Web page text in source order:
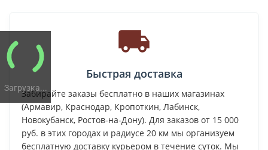
Загрузка...
Быстрая доставка
Забирайте заказы бесплатно в наших магазинах
(Армавир, Краснодар, Кропоткин, Лабинск,
Новокубанск, Ростов-на-Дону). Для заказов от 15 000
руб. в этих городах и радиусе 20 км мы организуем
бесплатную доставку курьером в течение суток. Мы